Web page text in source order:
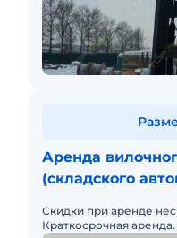
Аренда
(складского
Скидки при аренде
Краткосрочная